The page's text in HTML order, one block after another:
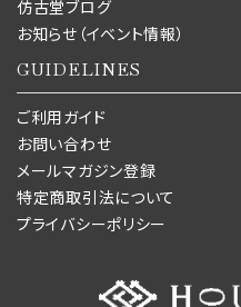
仿古堂ブログ
お知らせ（イベント情報）
GUIDELINES
ご利用ガイド
お問い合わせ
メールマガジン登録
特定商取引法について
プライバシーポリシー